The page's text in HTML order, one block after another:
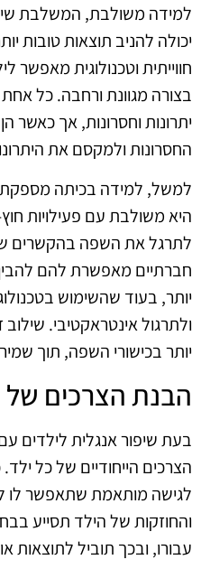
למידה משולבת, המשלבת
יכולה להניב תוצאות טובות
חווייתית וטכנולוגית מאפשר
בצורה מגוונת ורחבה. כל
יתרונות וחסרונות, אך כאשר
החסרונות ולמקסם את
למשל, למידה בכיתה
היא משולבת עם פעילויות
לתרגל את השפה בהקשרים
חברתיים מאפשרת להם
יותר, בעוד שהשימוש
ולתרגול אינטראקטיבי. שילוב
יותר בכישורי השפה, תוך
הבנת הצרכים של
בעת שיפור אנגלית לילדים
הצרכים הייחודיים של כל
לגישה מותאמת שתאפשר לו
והחוזקות של הילד תסייע
עבורו, ובכך תוביל לתוצאות